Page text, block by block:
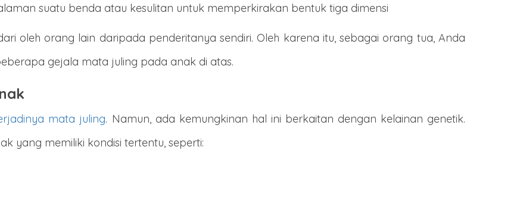
suatu benda atau kesulitan untuk memperkirakan bentuk tiga dimensi
oleh orang lain daripada penderitanya sendiri. Oleh karena itu, sebagai orang tua, Anda
gejala mata juling pada anak di atas.
mata juling. Namun, ada kemungkinan hal ini berkaitan dengan kelainan genetik.
yang memiliki kondisi tertentu, seperti: